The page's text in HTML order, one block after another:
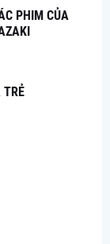
PHIM CỦA